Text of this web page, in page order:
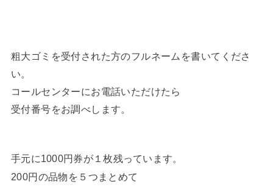
粗大ゴミを受付された方のフルネームを書いてくださ
い。
コールセンターにお電話いただけたら
受付番号をお調べします。
手元に1000円券が１枚残っています。
200円の品物を５つまとめて